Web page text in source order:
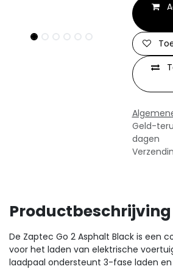
Geld-
dagen
Productbeschrijving
De Zaptec Go 2 Asphalt Black is een
voor het laden van elektrische
laadpaal ondersteunt 3-fase laden